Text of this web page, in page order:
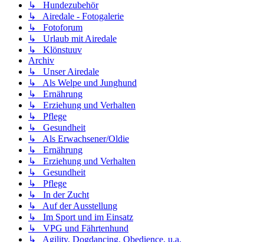
↳ Hundezubehör
↳ Airedale - Fotogalerie
↳ Fotoforum
↳ Urlaub mit Airedale
↳ Klönstuuv
Archiv
↳ Unser Airedale
↳ Als Welpe und Junghund
↳ Ernährung
↳ Erziehung und Verhalten
↳ Pflege
↳ Gesundheit
↳ Als Erwachsener/Oldie
↳ Ernährung
↳ Erziehung und Verhalten
↳ Gesundheit
↳ Pflege
↳ In der Zucht
↳ Auf der Ausstellung
↳ Im Sport und im Einsatz
↳ VPG und Fährtenhund
↳ Agility, Dogdancing, Obedience, u.a.